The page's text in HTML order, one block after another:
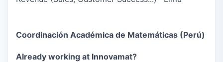
Coordinación Académica de Matemáticas (Perú)
Already working at Innovamat?